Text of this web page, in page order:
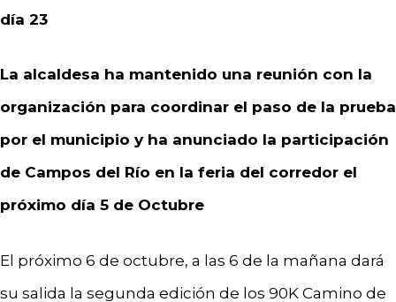
día 23
La alcaldesa ha mantenido una reunión con la
organización para coordinar el paso de la prueba
por el municipio y ha anunciado la participación
de Campos del Río en la feria del corredor el
próximo día 5 de Octubre
El próximo 6 de octubre, a las 6 de la mañana dará
su salida la segunda edición de los 90K Camino de